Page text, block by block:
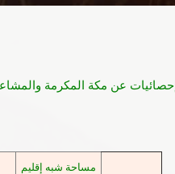
إحصائيات عن مكة المكرمة
مساحة شبه إقليم